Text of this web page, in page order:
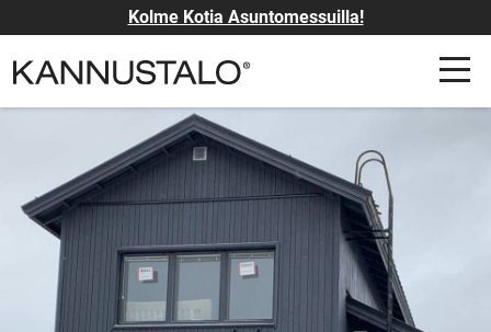
Kolme Kotia Asuntomessuilla!